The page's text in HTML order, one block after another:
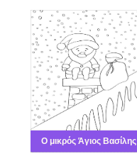
Ο μικρός Άγιος Βασίλης